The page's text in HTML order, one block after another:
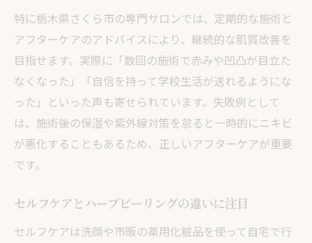
施術後の好転反応やリアクションと正しい
新しいニキビができにくくなる理由を解説
肌のざらつきやトーンアップのポイント
ハーブピーリング継続で得られる自信と実
感
特に栃木県さくら市の専門サロンでは、定期的な施術と
アフターケアのアドバイスにより、継続的な肌質改善を
目指せます。実際に「数回の施術で赤みや凹凸が目立た
なくなった」「自信を持って学校生活が送れるようにな
った」といった声も寄せられています。失敗例として
は、施術後の保湿や紫外線対策を怠ると一時的にニキビ
が悪化することもあるため、正しいアフターケアが重要
です。
セルフケアとハーブピーリングの違いに注目
セルフケアは洗顔や市販の薬用化粧品を使って自宅で行